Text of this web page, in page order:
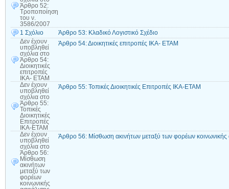
Άρθρο 52:
Τροποποίηση
του ν.
3586/2007
1 Σχόλιο
Άρθρο 53: Κλαδικό Λογιστικό Σχέδιο
Δεν έχουν
υποβληθεί
σχόλια στο
Άρθρο 54:
Διοικητικές
επιτροπές
ΙΚΑ- ΕΤΑΜ
Άρθρο 54: Διοικητικές επιτροπές ΙΚΑ- ΕΤΑΜ
Δεν έχουν
υποβληθεί
σχόλια στο
Άρθρο 55:
Τοπικές
Διοικητικές
Επιτροπές
ΙΚΑ-ΕΤΑΜ
Άρθρο 55: Τοπικές Διοικητικές Επιτροπές ΙΚΑ-ΕΤΑΜ
Δεν έχουν
υποβληθεί
σχόλια στο
Άρθρο 56:
Μίσθωση
ακινήτων
μεταξύ των
φορέων
κοινωνικής
Άρθρο 56: Μίσθωση ακινήτων μεταξύ των φορέων κοινωνικής